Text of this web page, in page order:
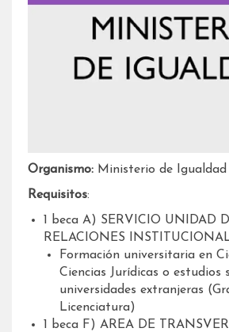
Organismo: Ministerio de Igualdad
Requisitos:
1 beca A) SERVICIO UNIDAD
RELACIONES
Formación universitaria en
Ciencias Jurídicas o estudios
universidades extranjeras
Licenciatura)
1 beca F) AREA DE